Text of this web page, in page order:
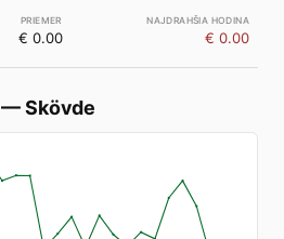
€ 0.00 € 0.00
—Skövde